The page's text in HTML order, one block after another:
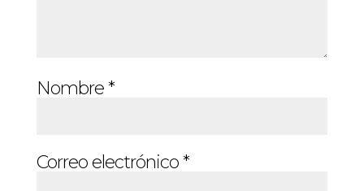
Nombre*
Correo electrónico*